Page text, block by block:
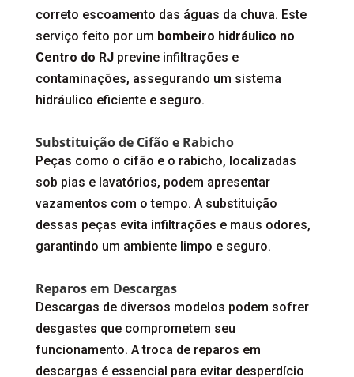
correto escoamento das águas da chuva. Este
serviço feito por um bombeiro hidráulico no
Centro do RJ previne infiltrações e
contaminações, assegurando um sistema
hidráulico eficiente e seguro.
Substituição de Cifão e Rabicho
Peças como o cifão e o rabicho, localizadas
sob pias e lavatórios, podem apresentar
vazamentos com o tempo. A substituição
dessas peças evita infiltrações e maus odores,
garantindo um ambiente limpo e seguro.
Reparos em Descargas
Descargas de diversos modelos podem sofrer
desgastes que comprometem seu
funcionamento. A troca de reparos em
descargas é essencial para evitar desperdício